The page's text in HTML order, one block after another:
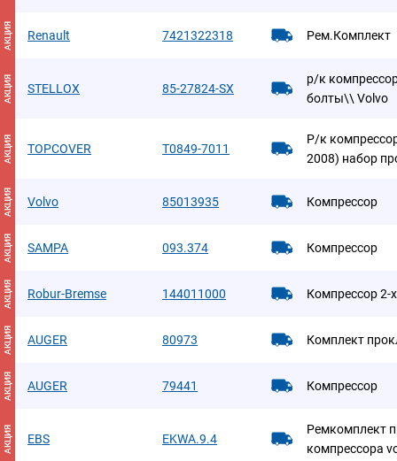
АКЦИЯ Renault 7421322318 Рем.Комплект
АКЦИЯ STELLOX 85-27824-SX
р/к
болты\\ Volvo
АКЦИЯ TOPCOVER T0849-7011
Р/к
2008) набор
АКЦИЯ Volvo 85013935 Компрессор
АКЦИЯ SAMPA 093.374 Компрессор
АКЦИЯ Robur-Bremse 144011000 Компрессор 2-
АКЦИЯ AUGER 80973 Комплект
АКЦИЯ AUGER 79441 Компрессор
АКЦИЯ EBS EKWA.9.4
Ремкомплект
компрессора